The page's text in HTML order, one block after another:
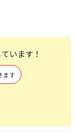
います！
ます